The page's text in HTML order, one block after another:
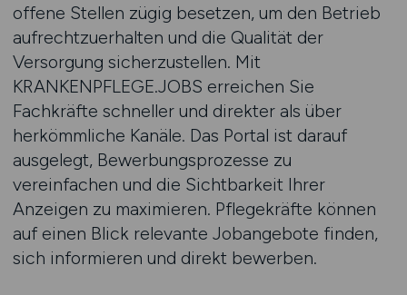
offene Stellen zügig besetzen, um den Betrieb
aufrechtzuerhalten und die Qualität der
Versorgung sicherzustellen. Mit
KRANKENPFLEGE.JOBS erreichen Sie
Fachkräfte schneller und direkter als über
herkömmliche Kanäle. Das Portal ist darauf
ausgelegt, Bewerbungsprozesse zu
vereinfachen und die Sichtbarkeit Ihrer
Anzeigen zu maximieren. Pflegekräfte können
auf einen Blick relevante Jobangebote finden,
sich informieren und direkt bewerben.